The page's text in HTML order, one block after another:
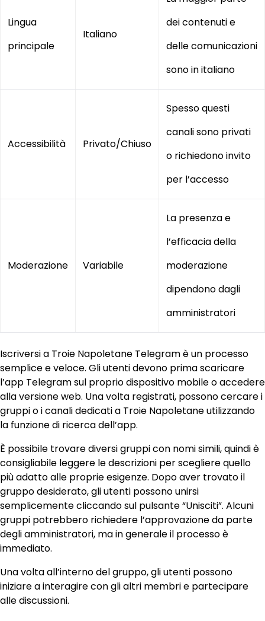
Lingua
principale
Italiano
dei contenuti e
delle comunicazioni
sono in italiano
Accessibilità Privato/Chiuso
Spesso questi
canali sono privati
o richiedono invito
per l’accesso
Moderazione Variabile
La presenza e
l’efficacia della
moderazione
dipendono dagli
amministratori
Iscriversi a Troie Napoletane Telegram è un processo
semplice e veloce. Gli utenti devono prima scaricare
l’app Telegram sul proprio dispositivo mobile o accedere
alla versione web. Una volta registrati, possono cercare i
gruppi o i canali dedicati a Troie Napoletane utilizzando
la funzione di ricerca dell’app.
È possibile trovare diversi gruppi con nomi simili, quindi è
consigliabile leggere le descrizioni per scegliere quello
più adatto alle proprie esigenze. Dopo aver trovato il
gruppo desiderato, gli utenti possono unirsi
semplicemente cliccando sul pulsante “Unisciti”. Alcuni
gruppi potrebbero richiedere l’approvazione da parte
degli amministratori, ma in generale il processo è
immediato.
Una volta all’interno del gruppo, gli utenti possono
iniziare a interagire con gli altri membri e partecipare
alle discussioni.